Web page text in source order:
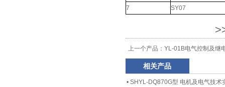
7
SY07
上一个产品： YL-01B电气控制及继
相关产品
• SHYL-DQ870G型 电机及电气技术